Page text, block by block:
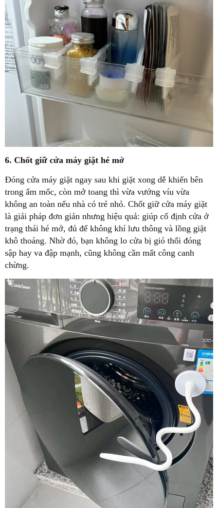
6. Chốt giữ cửa máy giặt hé mở
Đóng cửa máy giặt ngay sau khi giặt xong dễ khiến bên
trong ẩm mốc, còn mở toang thì vừa vướng víu vừa
không an toàn nếu nhà có trẻ nhỏ. Chốt giữ cửa máy giặt
là giải pháp đơn giản nhưng hiệu quả: giúp cố định cửa ở
trạng thái hé mở, đủ để không khí lưu thông và lồng giặt
khô thoáng. Nhờ đó, bạn không lo cửa bị gió thổi đóng
sập hay va đập mạnh, cũng không cần mất công canh
chừng.